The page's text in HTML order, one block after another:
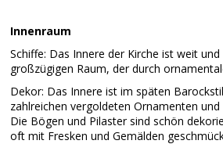
Innenraum
Schiffe: Das Innere der Kirche ist weit
großzügigen Raum, der durch
Dekor: Das Innere ist im späten
zahlreichen vergoldeten Ornamenten
Die Bögen und Pilaster sind schön
oft mit Fresken und Gemälden